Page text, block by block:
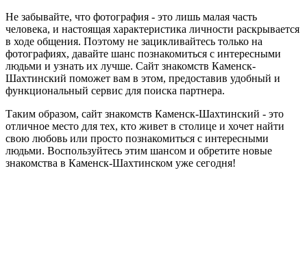
Не забывайте, что фотография - это лишь малая часть
человека, и настоящая характеристика личности раскрывается
в ходе общения. Поэтому не зацикливайтесь только на
фотографиях, давайте шанс познакомиться с интересными
людьми и узнать их лучше. Сайт знакомств Каменск-
Шахтинский поможет вам в этом, предоставив удобный и
функциональный сервис для поиска партнера.
Таким образом, сайт знакомств Каменск-Шахтинский - это
отличное место для тех, кто живет в столице и хочет найти
свою любовь или просто познакомиться с интересными
людьми. Воспользуйтесь этим шансом и обретите новые
знакомства в Каменск-Шахтинском уже сегодня!